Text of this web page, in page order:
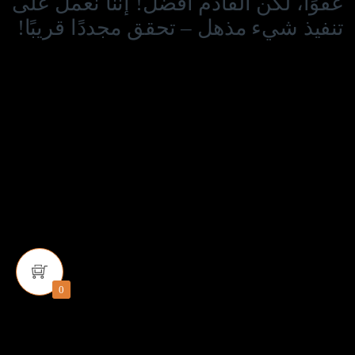
تنفيذ شيء مذهل – تحقق مجددًا قريبًا!
0